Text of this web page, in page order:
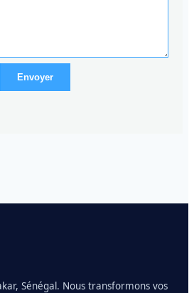
Envoyer
Sénégal. Nous transformons vos